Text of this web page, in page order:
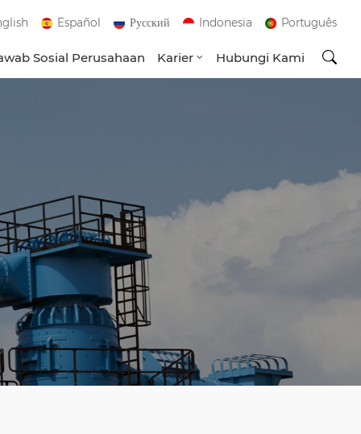
Español Русский Indonesia Português
Sosial Perusahaan Karier Hubungi Kami